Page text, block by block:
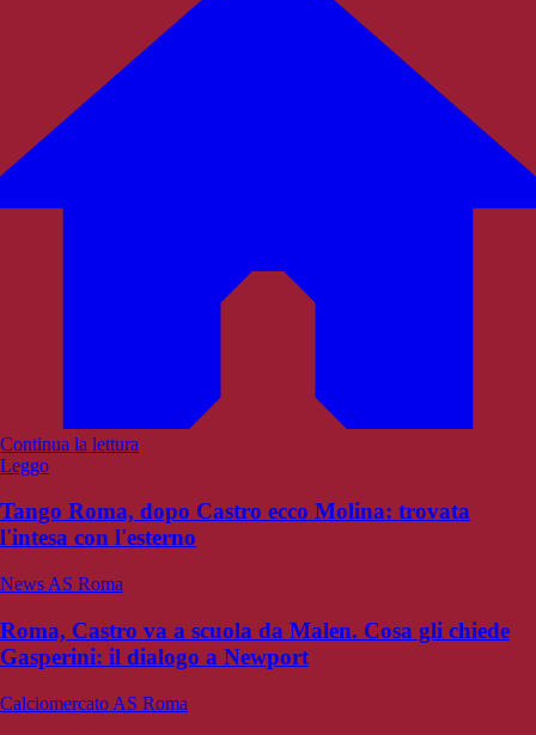
Continua la lettura
Leggo
Tango Roma, dopo Castro ecco Molina: trovata
l'intesa con l'esterno
News AS Roma
Roma, Castro va a scuola da Malen. Cosa gli chiede
Gasperini: il dialogo a Newport
Calciomercato AS Roma